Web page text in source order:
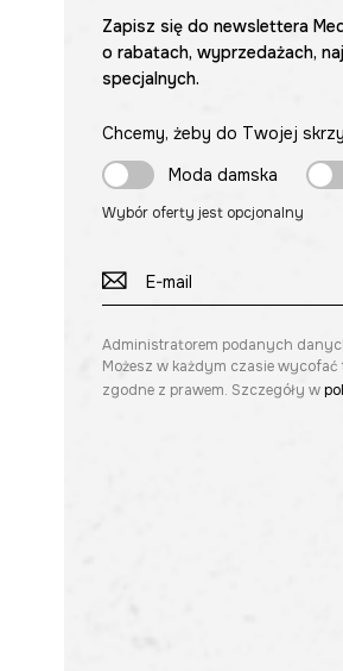
Zapisz się do newslettera
o rabatach, wyprzedażach,
specjalnych.
Chcemy, żeby do Twojej
Moda damska
Wybór oferty jest opcjonalny
Administratorem podanych
Możesz w każdym czasie
zgodne z prawem. Szczegóły w